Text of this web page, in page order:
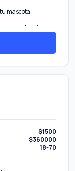
mascota,
asistencia
tours por
$1500
$360000
18-70